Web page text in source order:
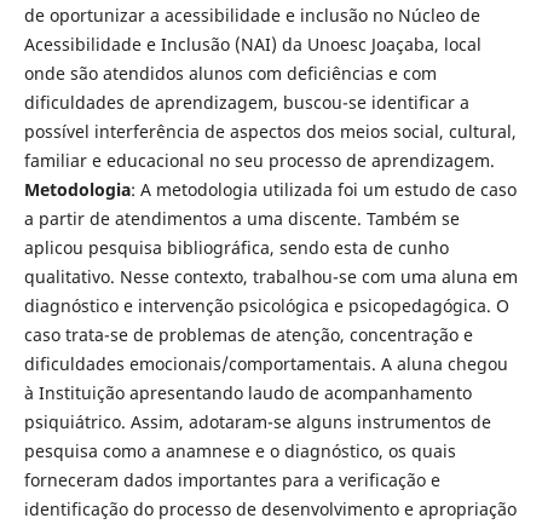
de oportunizar a acessibilidade e inclusão no Núcleo de
Acessibilidade e Inclusão (NAI) da Unoesc Joaçaba, local
onde são atendidos alunos com deficiências e com
dificuldades de aprendizagem, buscou-se identificar a
possível interferência de aspectos dos meios social, cultural,
familiar e educacional no seu processo de aprendizagem.
Metodologia: A metodologia utilizada foi um estudo de caso
a partir de atendimentos a uma discente. Também se
aplicou pesquisa bibliográfica, sendo esta de cunho
qualitativo. Nesse contexto, trabalhou-se com uma aluna em
diagnóstico e intervenção psicológica e psicopedagógica. O
caso trata-se de problemas de atenção, concentração e
dificuldades emocionais/comportamentais. A aluna chegou
à Instituição apresentando laudo de acompanhamento
psiquiátrico. Assim, adotaram-se alguns instrumentos de
pesquisa como a anamnese e o diagnóstico, os quais
forneceram dados importantes para a verificação e
identificação do processo de desenvolvimento e apropriação